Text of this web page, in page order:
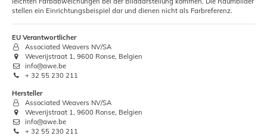
stellen ein Einrichtungsbeispiel dar und dienen nicht als Farbreferenz.
EU Verantwortlicher
Associated Weavers NV/SA
Weverijstraat 1, 9600 Ronse, Belgien
info@awe.be
+ 32 55 230 211
Hersteller
Associated Weavers NV/SA
Weverijstraat 1, 9600 Ronse, Belgien
info@awe.be
+ 32 55 230 211